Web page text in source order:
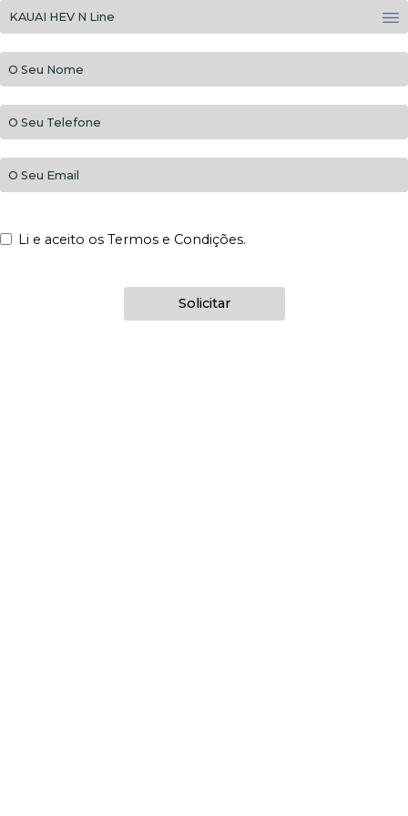
Li e aceito os Termos e Condições.
Solicitar